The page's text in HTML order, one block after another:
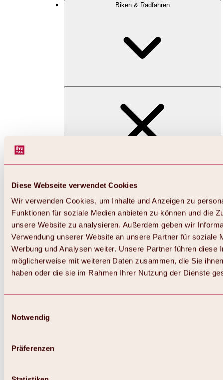
Diese Webseite verwendet Cookies
Wir verwenden Cookies, um Inhalte und Anzeigen zu
Funktionen für soziale Medien anbieten zu können und die
unsere Website zu analysieren. Außerdem geben wir
Verwendung unserer Website an unsere Partner für soziale
Werbung und Analysen weiter. Unsere Partner führen diese
möglicherweise mit weiteren Daten zusammen, die Sie
haben oder die sie im Rahmen Ihrer Nutzung der Dienste
Notwendig
Präferenzen
Biken & Radfahren